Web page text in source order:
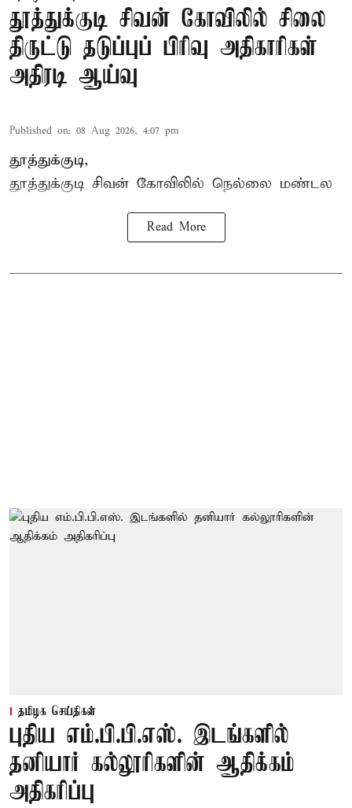
தூத்துக்குடி சிவன் கோவிலில் சிலை
திருட்டு தடுப்புப் பிரிவு அதிகாரிகள்
அதிரடி ஆய்வு
Published on: 08 Aug 2026, 4:07 pm
தூத்துக்குடி,
தூத்துக்குடி சிவன் கோவிலில் நெல்லை மண்டல
Read More
தமிழக செய்திகள்
புதிய எம்.பி.பி.எஸ். இடங்களில்
தனியார் கல்லூரிகளின் ஆதிக்கம்
அதிகரிப்பு